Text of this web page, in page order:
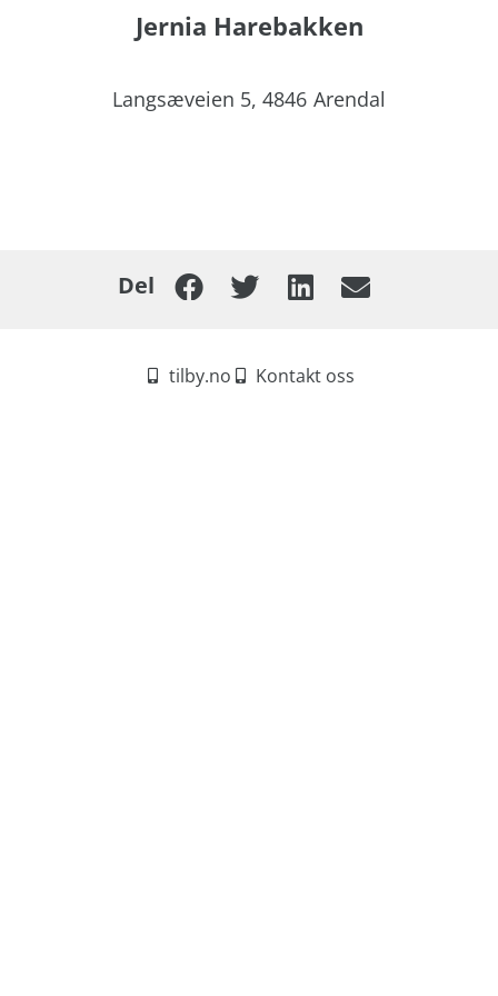
Jernia Harebakken
Langsæveien 5, 4846 Arendal
Del
tilby.no Kontakt oss